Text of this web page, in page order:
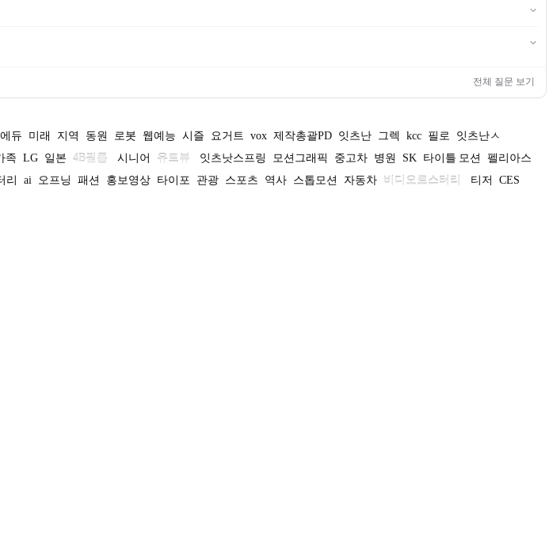
전체 질문 보기
에듀 미래 지역 동원 로봇 웹예능 시즐 요거트 vox 제작총괄PD 잇츠난 그렉 kcc 필로
잇츠난ㅅ
족 LG 일본 4B필름 시니어 유트뷰 잇츠낫스프링 모션그래픽 중고차 병원 SK 타이틀 모션
펠리아스
리 ai 오프닝 패션 홍보영상 타이포 관광 스포츠 역사 스톱모션 자동차 비디오로스터리 티저 CES